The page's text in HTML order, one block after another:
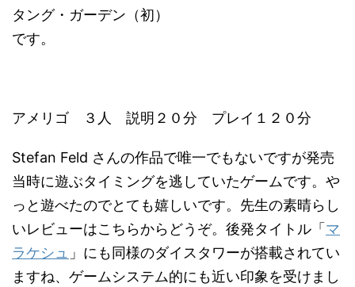
タング・ガーデン（初）
です。
アメリゴ ３人 説明２０分 プレイ１２０分
Stefan Feld さんの作品で唯一でもないですが発売
当時に遊ぶタイミングを逃していたゲームです。や
っと遊べたのでとても嬉しいです。先生の素晴らし
いレビューはこちらからどうぞ。後発タイトル「 マ
ラケシュ 」にも同様のダイスタワーが搭載されてい
ますね、ゲームシステム的にも近い印象を受けまし